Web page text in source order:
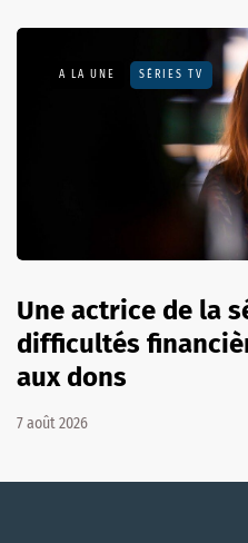
A LA UNE SÉRIES TV
Une actrice de la
difficultés
aux dons
7 août 2026